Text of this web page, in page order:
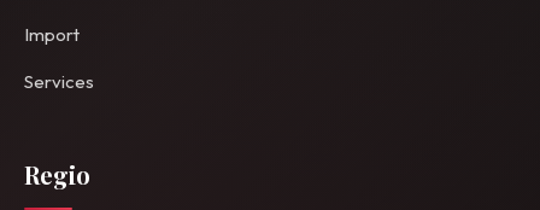
Import
Services
Regio